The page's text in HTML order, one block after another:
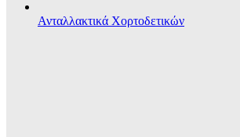
Ανταλλακτικά Χορτοδετικών